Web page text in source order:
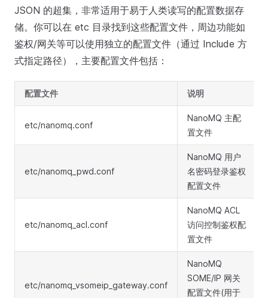
JSON 的超集，非常适用于易于人类读写的配置数据存
储。你可以在 etc 目录找到这些配置文件，周边功能如
鉴权/网关等可以使用独立的配置文件（通过 Include 方
式指定路径），主要配置文件包括：
配置文件 说明
etc/nanomq.conf
NanoMQ 主配
置文件
etc/nanomq_pwd.conf
NanoMQ 用户
名密码登录鉴权
配置文件
etc/nanomq_acl.conf
NanoMQ ACL
访问控制鉴权配
置文件
etc/nanomq_vsomeip_gateway.conf
NanoMQ
SOME/IP 网关
配置文件(用于